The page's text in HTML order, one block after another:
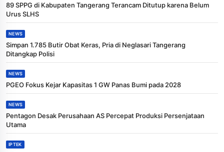
89 SPPG di Kabupaten Tangerang Terancam Ditutup karena Belum
Urus SLHS
NEWS
Simpan 1.785 Butir Obat Keras, Pria di Neglasari Tangerang
Ditangkap Polisi
NEWS
PGEO Fokus Kejar Kapasitas 1 GW Panas Bumi pada 2028
NEWS
Pentagon Desak Perusahaan AS Percepat Produksi Persenjataan
Utama
IPTEK